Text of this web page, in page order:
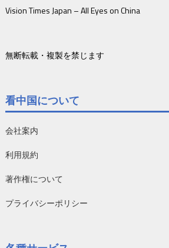
Vision Times Japan – All Eyes on China
無断転載・複製を禁じます
看中国について
会社案内
利用規約
著作権について
プライバシーポリシー